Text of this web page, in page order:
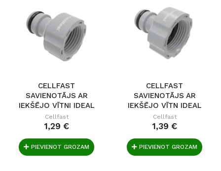
CELLFAST
SAVIENOTĀJS AR
IEKŠĒJO VĪTNI IDEAL
G 1/2"
Cellfast
1,29 €
PIEVIENOT GROZAM
CELLFAST
SAVIENOTĀJS AR
IEKŠĒJO VĪTN IDEAL
G 3/4"
Cellfast
1,39 €
PIEVIENOT GROZAM